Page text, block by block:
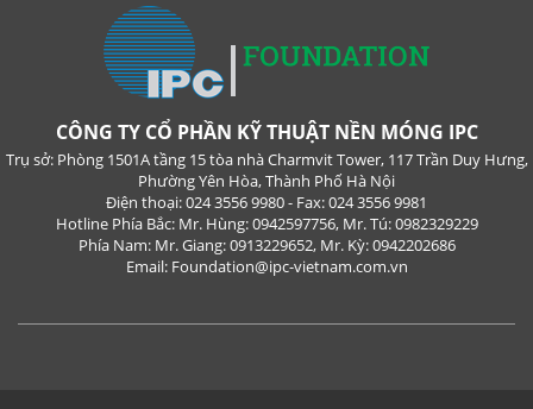
CÔNG TY CỔ PHẦN KỸ THUẬT NỀN MÓNG IPC
Trụ sở: Phòng 1501A tầng 15 tòa nhà Charmvit Tower, 117 Trần Duy Hưng,
Phường Yên Hòa, Thành Phố Hà Nội
Điện thoại: 024 3556 9980 - Fax: 024 3556 9981
Hotline Phía Bắc: Mr. Hùng: 0942597756, Mr. Tú: 0982329229
Phía Nam: Mr. Giang: 0913229652, Mr. Kỳ: 0942202686
Email: Foundation@ipc-vietnam.com.vn